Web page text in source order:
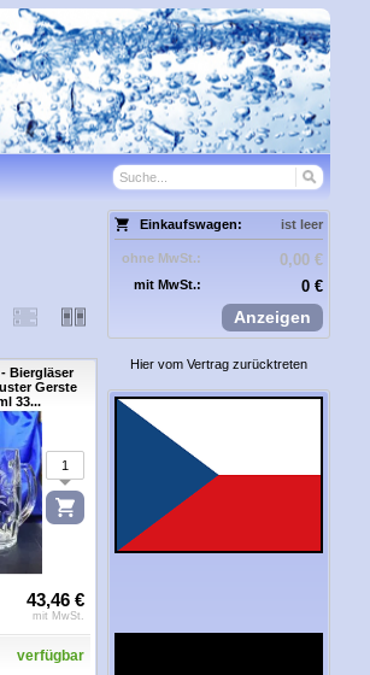
Einkaufswagen: ist leer
ohne MwSt.: 0,00 €
mit MwSt.: 0 €
Anzeigen
Hier vom Vertrag zurücktreten
Biergläser
Gerste
33...
43,46 €
mit MwSt.
verfügbar